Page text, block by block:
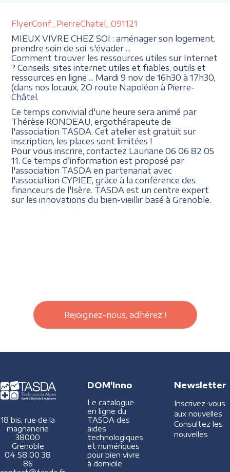
FlyerConf_PierreChatel_091121
MIEUX VIVRE CHEZ SOI : aménager son logement,
prendre soin de soi, s'évader ...
Comment trouver les ressources utiles sur Internet
? Conseils, sites internet utiles et fiables, outils et
ressources en ligne ... Mardi 9 nov de 16h30 à 17h30,
(dans nos locaux, 2O route Napoléon à Pierre-
Châtel.
Ce temps convivial d'une heure sera animé par
Thérèse RONDEAU, ergothérapeute de
l'association TASDA. Cet atelier est gratuit sur
inscription, les places sont limitées !
Pour vous inscrire, contactez Lauriane 06 06 82 05
11. Ce temps d'information est proposé par
l'association TASDA en partenariat avec
l'association CYPIEE, grâce à la conférence des
financeurs de l'Isère. TASDA est un centre expert
sur les innovations du bien-vieillir basé à Grenoble.
Rejoignez-nous, adhérez !
18 bis, rue de la
magnanerie
38000
Grenoble
04 58 00 38
86
DOM'Inno
Le catalogue
en ligne du
TASDA des
aides
technologiques
et numériques
pour bien vivre
à domicile
Newsletter
Inscrivez-vous
aux nouvelles
Consultez les
nouvelles